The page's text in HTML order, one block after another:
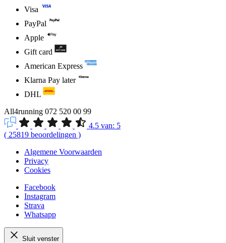
Visa
PayPal
Apple
Gift card
American Express
Klarna Pay later
DHL
All4running 072 520 00 99
4.5 van: 5
( 25819 beoordelingen )
Algemene Voorwaarden
Privacy
Cookies
Facebook
Instagram
Strava
Whatsapp
Sluit venster